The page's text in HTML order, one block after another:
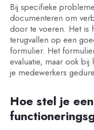
Bij specifieke
documenteren om
door te voeren. Het is
terugvallen op een
formulier. Het
evaluatie, maar ook
je medewerkers
Hoe stel je een